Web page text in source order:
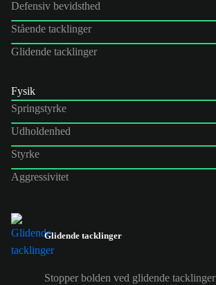
Defensiv bevidsthed
Stående tacklinger
Glidende tacklinger
Fysik
Springstyrke
Udholdenhed
Styrke
Aggressivitet
Glidende tacklinger
Stopper bolden ved glidende tacklinger